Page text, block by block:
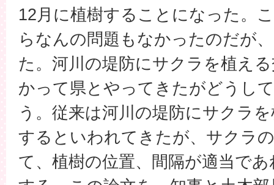
12月に植樹することになった。
らなんの問題もなかったのだが
た。河川の堤防にサクラを植え
かって県とやってきたがどうし
う。従来は河川の堤防にサクラ
するといわれてきたが、サクラ
て、植樹の位置、間隔が適当で